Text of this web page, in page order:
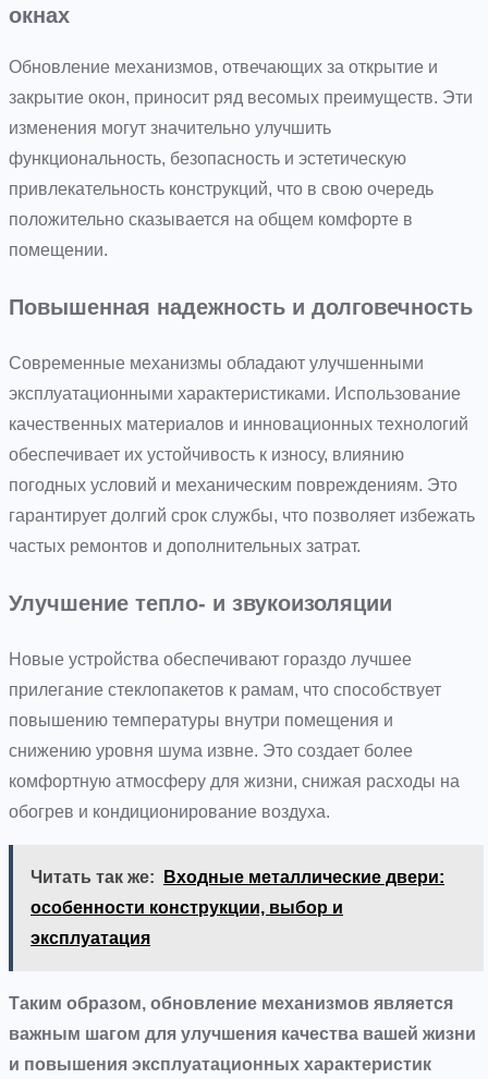
окнах
Обновление механизмов, отвечающих за открытие и
закрытие окон, приносит ряд весомых преимуществ. Эти
изменения могут значительно улучшить
функциональность, безопасность и эстетическую
привлекательность конструкций, что в свою очередь
положительно сказывается на общем комфорте в
помещении.
Повышенная надежность и долговечность
Современные механизмы обладают улучшенными
эксплуатационными характеристиками. Использование
качественных материалов и инновационных технологий
обеспечивает их устойчивость к износу, влиянию
погодных условий и механическим повреждениям. Это
гарантирует долгий срок службы, что позволяет избежать
частых ремонтов и дополнительных затрат.
Улучшение тепло- и звукоизоляции
Новые устройства обеспечивают гораздо лучшее
прилегание стеклопакетов к рамам, что способствует
повышению температуры внутри помещения и
снижению уровня шума извне. Это создает более
комфортную атмосферу для жизни, снижая расходы на
обогрев и кондиционирование воздуха.
Читать так же:
Входные металлические двери:
особенности конструкции, выбор и
эксплуатация
Таким образом, обновление механизмов является
важным шагом для улучшения качества вашей жизни
и повышения эксплуатационных характеристик